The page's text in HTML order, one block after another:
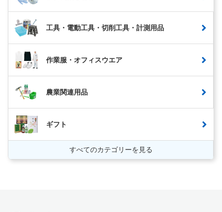
工具・電動工具・切削工具・計測用品
作業服・オフィスウエア
農業関連用品
ギフト
すべてのカテゴリーを見る